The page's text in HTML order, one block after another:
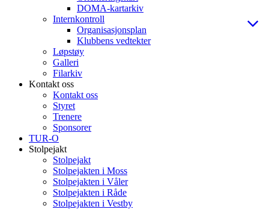
DOMA-kartarkiv
Internkontroll
Organisasjonsplan
Klubbens vedtekter
Løpstøy
Galleri
Filarkiv
Kontakt oss
Kontakt oss
Styret
Trenere
Sponsorer
TUR-O
Stolpejakt
Stolpejakt
Stolpejakten i Moss
Stolpejakten i Våler
Stolpejakten i Råde
Stolpejakten i Vestby